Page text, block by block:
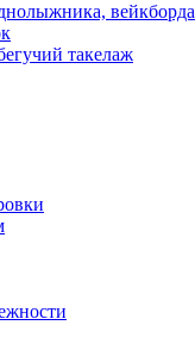
вейкборда
такелаж